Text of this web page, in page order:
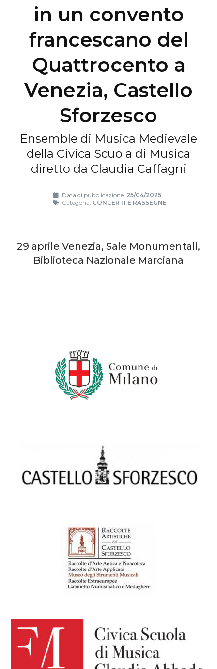
in un convento
francescano del
Quattrocento a
Venezia, Castello
Sforzesco
Ensemble di Musica Medievale
della Civica Scuola di Musica
diretto da Claudia Caffagni
Data di pubblicazione: 25/04/2025
Categoria: CONCERTI E RASSEGNE
29 aprile Venezia, Sale Monumentali,
Biblioteca Nazionale Marciana